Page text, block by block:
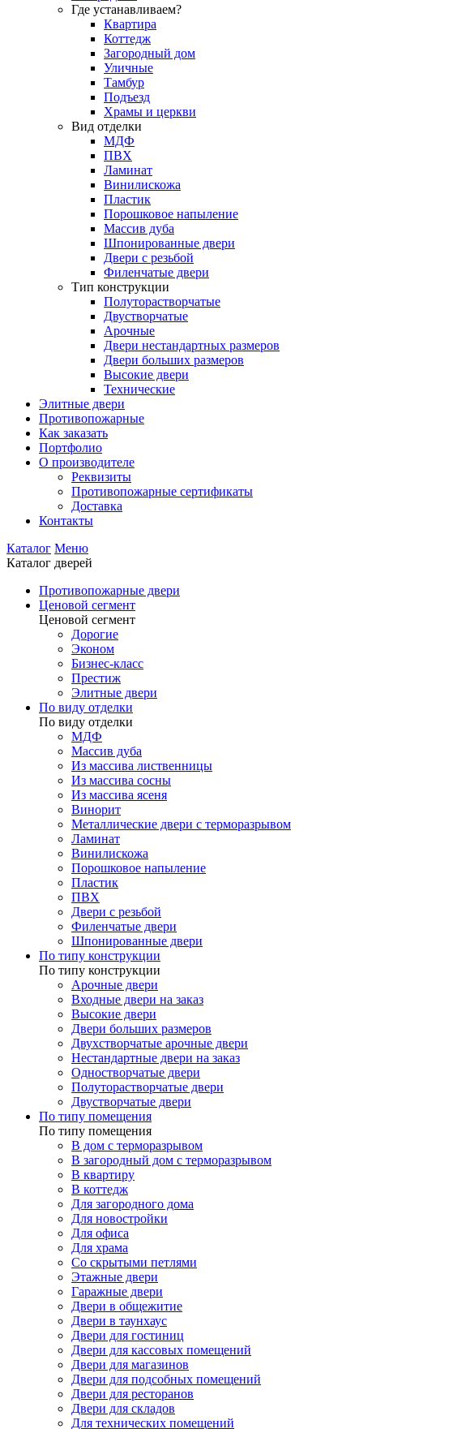
Где устанавливаем?
Квартира
Коттедж
Загородный дом
Уличные
Тамбур
Подъезд
Храмы и церкви
Вид отделки
МДФ
ПВХ
Ламинат
Винилискожа
Пластик
Порошковое напыление
Массив дуба
Шпонированные двери
Двери с резьбой
Филенчатые двери
Тип конструкции
Полуторастворчатые
Двустворчатые
Арочные
Двери нестандартных размеров
Двери больших размеров
Высокие двери
Технические
Элитные двери
Противопожарные
Как заказать
Портфолио
О производителе
Реквизиты
Противопожарные сертификаты
Доставка
Контакты
Каталог Меню
Каталог дверей
Противопожарные двери
Ценовой сегмент
Ценовой сегмент
Дорогие
Эконом
Бизнес-класс
Престиж
Элитные двери
По виду отделки
По виду отделки
МДФ
Массив дуба
Из массива лиственницы
Из массива сосны
Из массива ясеня
Винорит
Металлические двери с терморазрывом
Ламинат
Винилискожа
Порошковое напыление
Пластик
ПВХ
Двери с резьбой
Филенчатые двери
Шпонированные двери
По типу конструкции
По типу конструкции
Арочные двери
Входные двери на заказ
Высокие двери
Двери больших размеров
Двухстворчатые арочные двери
Нестандартные двери на заказ
Одностворчатые двери
Полуторастворчатые двери
Двустворчатые двери
По типу помещения
По типу помещения
В дом с терморазрывом
В загородный дом с терморазрывом
В квартиру
В коттедж
Для загородного дома
Для новостройки
Для офиса
Для храма
Со скрытыми петлями
Этажные двери
Гаражные двери
Двери в общежитие
Двери в таунхаус
Двери для гостиниц
Двери для кассовых помещений
Двери для магазинов
Двери для подсобных помещений
Двери для ресторанов
Двери для складов
Для технических помещений